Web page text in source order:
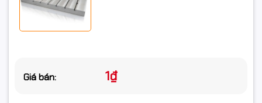
Giá bán: 1₫